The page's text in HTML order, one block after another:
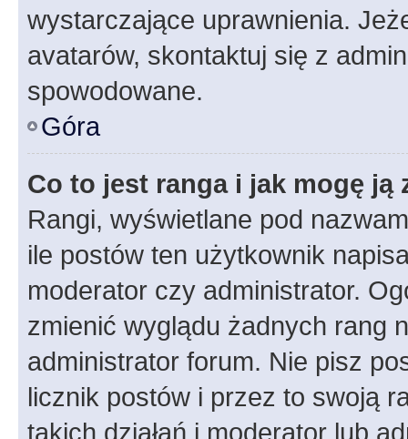
wystarczające uprawnienia.
avatarów, skontaktuj się z
spowodowane.
Góra
Co to jest ranga i jak mogę ją
Rangi, wyświetlane pod
ile postów ten użytkownik
moderator czy administrator.
zmienić wyglądu żadnych rang
administrator forum. Nie pisz
licznik postów i przez to swoją
takich działań i moderator lub